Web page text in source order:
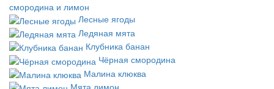
смородина и лимон
Лесные ягоды
Ледяная мята
Клубника банан
Чёрная смородина
Малина клюква
Мята лимон